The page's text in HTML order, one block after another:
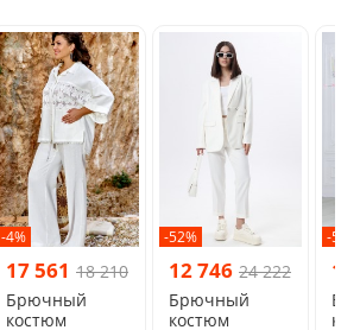
-4%
17 561 18 210
Брючный
костюм
-52%
12 746 24 222
Брючный
костюм
-